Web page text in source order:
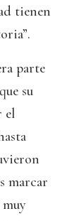
tienen
parte
su
el
marcar